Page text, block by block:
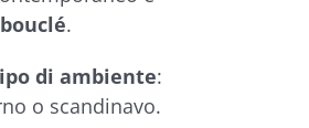
.
di ambiente:
o scandinavo.